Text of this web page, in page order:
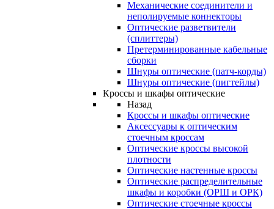
Механические соединители и
неполируемые коннекторы
Оптические разветвители
(сплиттеры)
Претерминированные кабельные
сборки
Шнуры оптические (патч-корды)
Шнуры оптические (пигтейлы)
Кроссы и шкафы оптические
Назад
Кроссы и шкафы оптические
Аксессуары к оптическим
стоечным кроссам
Оптические кроссы высокой
плотности
Оптические настенные кроссы
Оптические распределительные
шкафы и коробки (ОРШ и ОРК)
Оптические стоечные кроссы